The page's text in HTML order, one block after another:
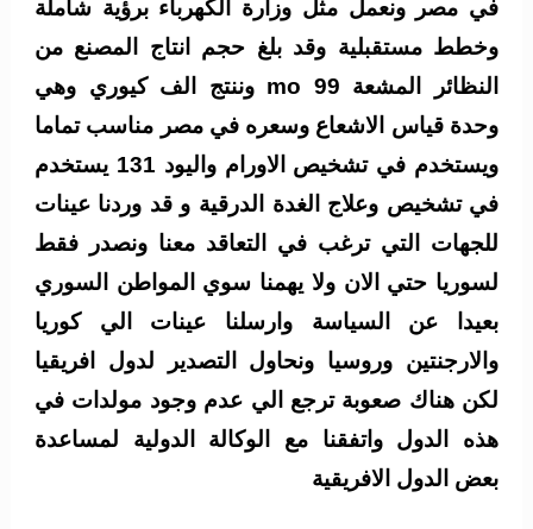
في مصر ونعمل مثل وزارة الكهرباء برؤية شاملة
وخطط مستقبلية وقد بلغ حجم انتاج المصنع من
النظائر المشعة mo 99 وننتج الف كيوري وهي
وحدة قياس الاشعاع وسعره في مصر مناسب تماما
ويستخدم في تشخيص الاورام واليود 131 يستخدم
في تشخيص وعلاج الغدة الدرقية و قد وردنا عينات
للجهات التي ترغب في التعاقد معنا ونصدر فقط
لسوريا حتي الان ولا يهمنا سوي المواطن السوري
بعيدا عن السياسة وارسلنا عينات الي كوريا
والارجنتين وروسيا ونحاول التصدير لدول افريقيا
لكن هناك صعوبة ترجع الي عدم وجود مولدات في
هذه الدول واتفقنا مع الوكالة الدولية لمساعدة
بعض الدول الافريقية